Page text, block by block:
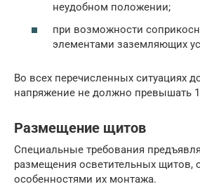
неудобном положении;
при возможности
элементами заземляющих
Во всех перечисленных ситуациях
напряжение не должно превышать
Размещение щитов
Специальные требования
размещения осветительных щитов,
особенностями их монтажа.